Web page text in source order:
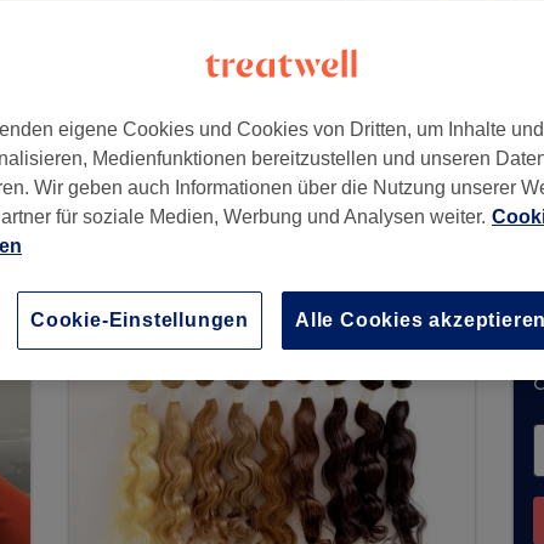
über Treatwell entgegen. Nutzen
zu finden.
eigene Cookies und Cookies von Dritten, um Inhalte
Medienfunktionen bereitzustellen und unseren
Wir geben auch Informationen über die Nutzung unserer
für soziale Medien, Werbung und Analysen weiter.
Cookie-Einstellungen Alle Cookies